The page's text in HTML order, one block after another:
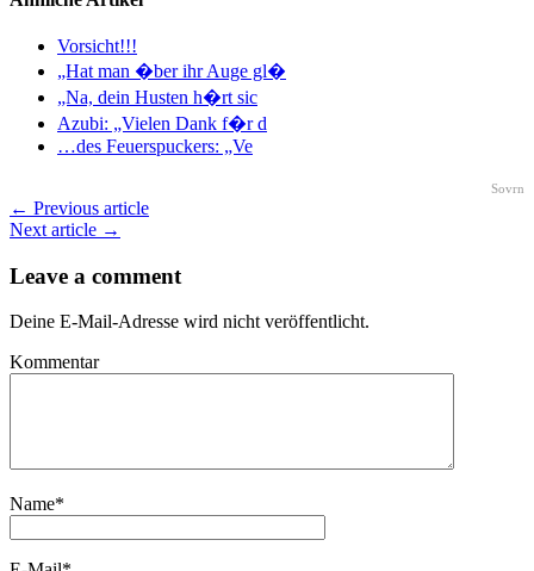
Vorsicht!!!
„Hat man �ber ihr Auge gl�
„Na, dein Husten h�rt sic
Azubi: „Vielen Dank f�r d
…des Feuerspuckers: „Ve
Sovrn
← Previous article
Next article →
Leave a comment
Deine E-Mail-Adresse wird nicht veröffentlicht.
Kommentar
Name*